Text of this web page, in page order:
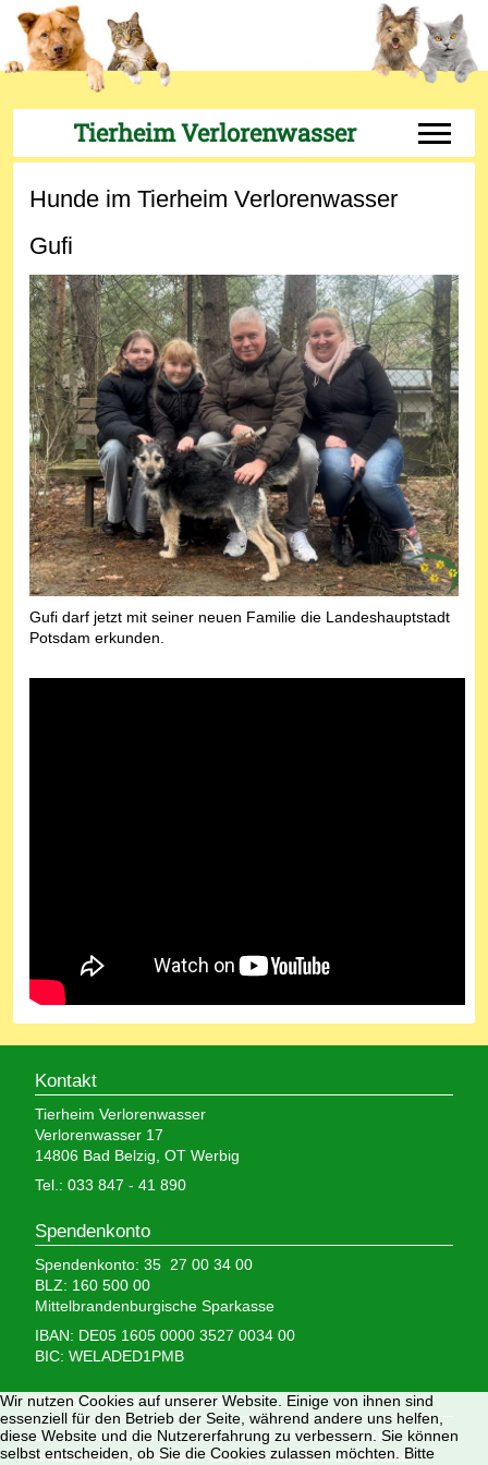
Tierheim Verlorenwasser Off-
Hunde im Tierheim Verlorenwasser
Gufi
Gufi darf jetzt mit seiner neuen Familie die Landeshauptstadt
Potsdam erkunden.
Kontakt
Tierheim Verlorenwasser
Verlorenwasser 17
14806 Bad Belzig, OT Werbig
Tel.: 033 847 - 41 890
Spendenkonto
Spendenkonto: 35 27 00 34 00
BLZ: 160 500 00
Mittelbrandenburgische Sparkasse
IBAN: DE05 1605 0000 3527 0034 00
BIC: WELADED1PMB
Wir brauchen Ihre Hilfe,
denn wir erhalten keinerlei staatliche Hilfe, sondern
finanzieren das Tierheim aus Spenden und Erbschaften.
Wir nutzen Cookies auf unserer Website. Einige von ihnen sind
essenziell für den Betrieb der Seite, während andere uns helfen,
diese Website und die Nutzererfahrung zu verbessern. Sie können
selbst entscheiden, ob Sie die Cookies zulassen möchten. Bitte